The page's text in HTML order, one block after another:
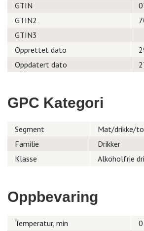
GTIN
GTIN2
GTIN3
Opprettet dato
Oppdatert dato
GPC Kategori
Segment
Mat/drikke/
Familie
Drikker
Klasse
Alkoholfrie
Oppbevaring
Temperatur, min
0